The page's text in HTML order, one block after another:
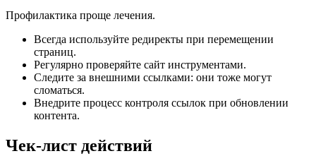
Профилактика проще лечения.
Всегда используйте редиректы при перемещении
страниц.
Регулярно проверяйте сайт инструментами.
Следите за внешними ссылками: они тоже могут
сломаться.
Внедрите процесс контроля ссылок при обновлении
контента.
Чек-лист действий